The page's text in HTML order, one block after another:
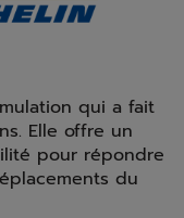
qui a fait
Elle offre un
pour répondre
du